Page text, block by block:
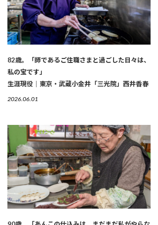
82歳。「師であるご住職さまと過ごした日々は、
私の宝です」
生涯現役｜東京・武蔵小金井「三光院」西井香春
2026.06.01